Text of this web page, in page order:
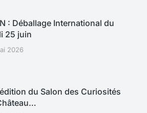
: Déballage International du
25 juin
2026
du Salon des Curiosités